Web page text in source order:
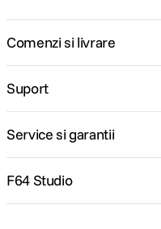
Comenzi si livrare
Suport
Service si garantii
F64 Studio